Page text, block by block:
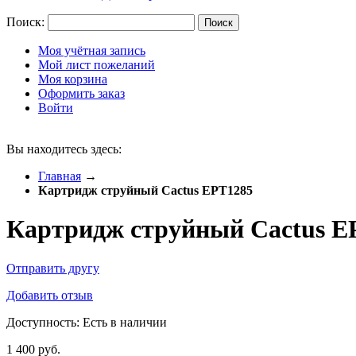
Поиск: Поиск
Моя учётная запись
Мой лист пожеланий
Моя корзина
Оформить заказ
Войти
Вы находитесь здесь:
Главная →
Картридж струйный Cactus EPT1285
Картридж струйный Cactus
Отправить другу
Добавить отзыв
Доступность: Есть в наличии
1 400 руб.